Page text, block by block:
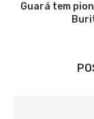
Guará tem